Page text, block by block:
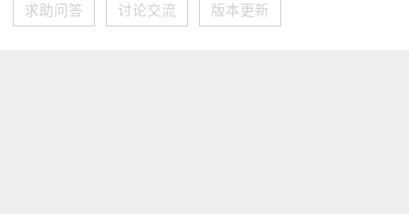
求助问答 讨论交流 版本更新